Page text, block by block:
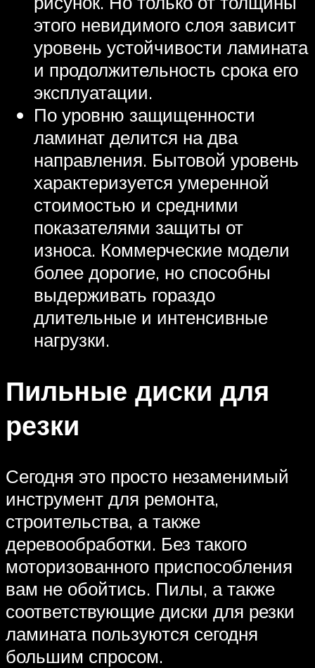
этого невидимого слоя зависит
уровень устойчивости ламината
и продолжительность срока его
эксплуатации.
По уровню защищенности
ламинат делится на два
направления. Бытовой уровень
характеризуется умеренной
стоимостью и средними
показателями защиты от
износа. Коммерческие модели
более дорогие, но способны
выдерживать гораздо
длительные и интенсивные
нагрузки.
Пильные диски для
резки
Сегодня это просто незаменимый
инструмент для ремонта,
строительства, а также
деревообработки. Без такого
моторизованного приспособления
вам не обойтись. Пилы, а также
соответствующие диски для резки
ламината пользуются сегодня
большим спросом.